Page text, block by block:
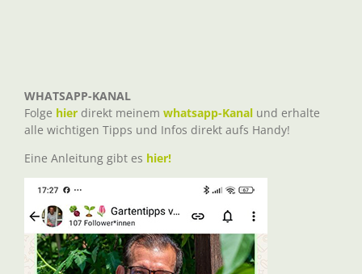
WHATSAPP-KANAL
Folge hier direkt meinem whatsapp-Kanal und erhalte
alle wichtigen Tipps und Infos direkt aufs Handy!
Eine Anleitung gibt es hier!